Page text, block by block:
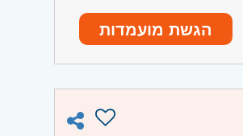
ובת-ים, מודיעין,
הגשת מועמדות